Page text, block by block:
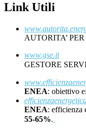
Link Utili
AUTORITA’
www.gse.it
GESTORE
ENEA: obiettivo
ENEA: efficienza
55-65%.